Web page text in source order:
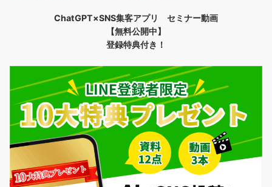
ChatGPT×SNS集客アプリ セミナー動画
【無料公開中】
登録特典付き！